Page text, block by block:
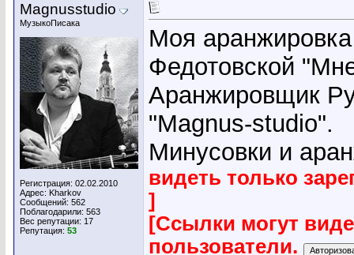
Magnusstudio
МузыкоПисака
Регистрация: 02.02.2010
Адрес: Kharkov
Сообщений: 562
Поблагодарили: 563
Вес репутации: 17
Репутация: 53
Моя
Федотовской
Аранжировщик
"Magnus-studio".
Минусовки и
видеть только
]
[Ссылки могут
пользователи.